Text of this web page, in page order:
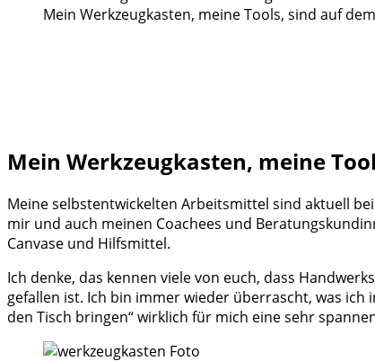
Mein Werkzeugkasten, meine Tools, sind auf
Mein Werkzeugkasten, meine
Meine selbstentwickelten Arbeitsmittel sind aktuell
mir und auch meinen Coachees und
Canvase und Hilfsmittel.
Ich denke, das kennen viele von euch, dass
gefallen ist. Ich bin immer wieder überrascht, was ich
den Tisch bringen“ wirklich für mich eine sehr